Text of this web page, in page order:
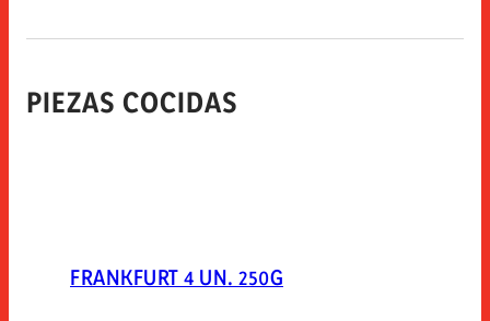
PIEZAS COCIDAS
FRANKFURT 4 UN. 250G